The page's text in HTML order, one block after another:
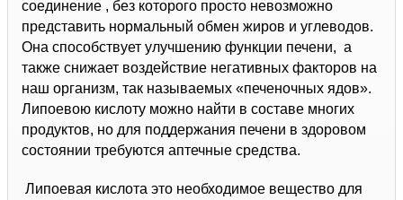
соединение , без которого просто невозможно
представить нормальный обмен жиров и углеводов.
Она способствует улучшению функции печени, а
также снижает воздействие негативных факторов на
наш организм, так называемых «печеночных ядов».
Липоевою кислоту можно найти в составе многих
продуктов, но для поддержания печени в здоровом
состоянии требуются аптечные средства.
Липоевая кислота это необходимое вещество для